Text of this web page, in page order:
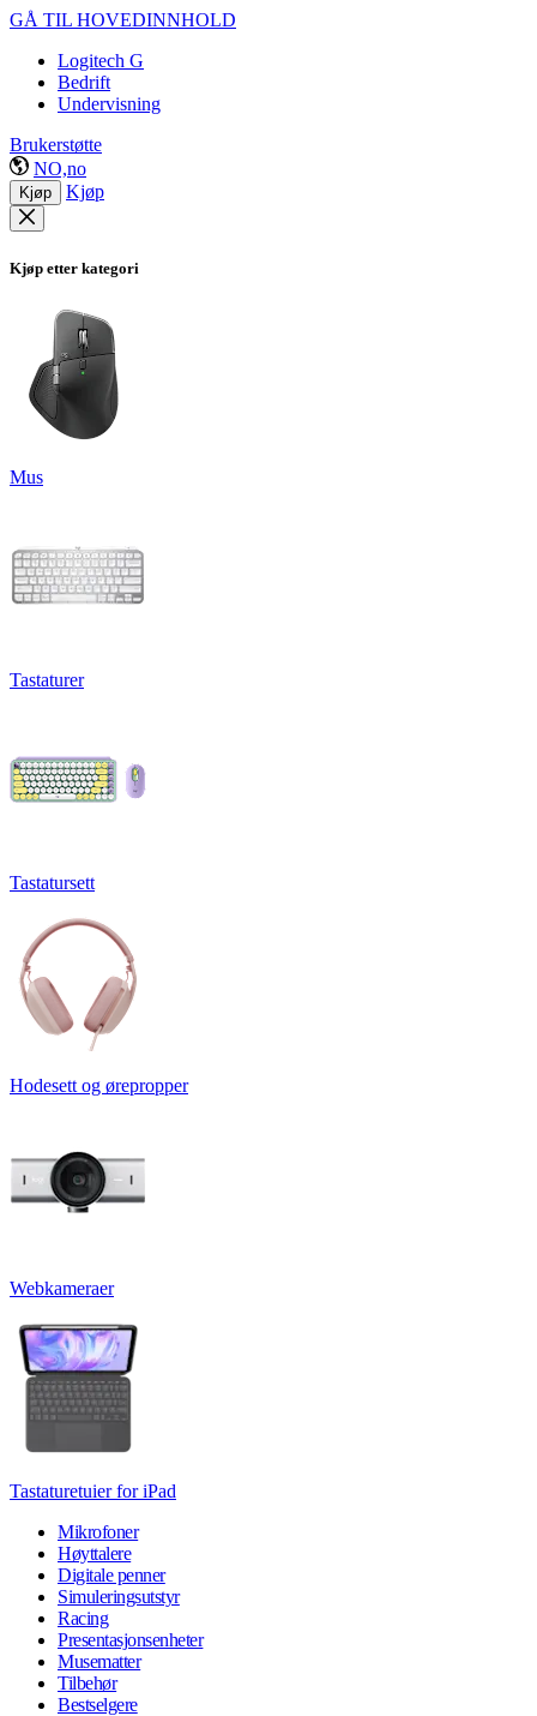
GÅ TIL HOVEDINNHOLD
Logitech G
Bedrift
Undervisning
Brukerstøtte
NO,no
Kjøp Kjøp
Kjøp etter kategori
Mus
Tastaturer
Tastatursett
Hodesett og ørepropper
Webkameraer
Tastaturetuier for iPad
Mikrofoner
Høyttalere
Digitale penner
Simuleringsutstyr
Racing
Presentasjonsenheter
Musematter
Tilbehør
Bestselgere